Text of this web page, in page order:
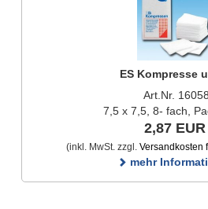
ES Kompresse
Art.Nr. 16058
7,5 x 7,5, 8- fach,
2,87 EUR
(inkl. MwSt. zzgl. Versandkosten
mehr